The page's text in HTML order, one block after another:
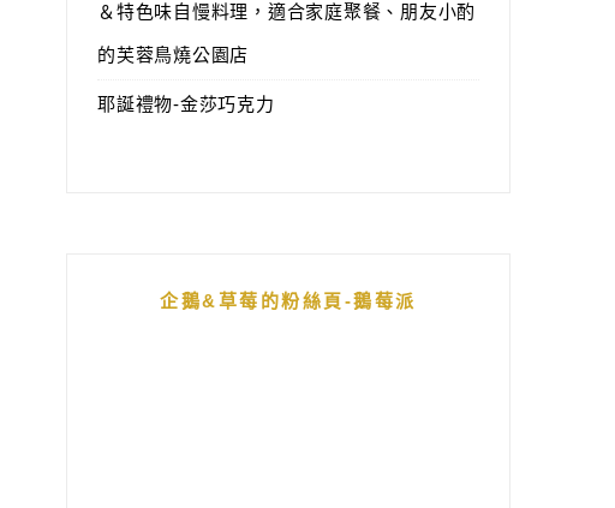
＆特色味自慢料理，適合家庭聚餐、朋友小酌
的芙蓉鳥燒公園店
耶誕禮物-金莎巧克力
企鵝&草莓的粉絲頁-鵝莓派